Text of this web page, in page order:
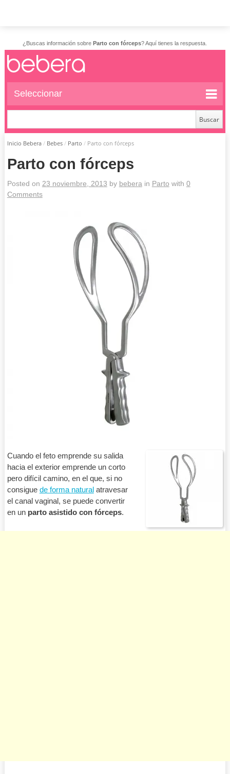
¿Buscas información sobre Parto con fórceps? Aquí tienes la respuesta.
Seleccionar
Inicio Bebera / Bebes / Parto / Parto con fórceps
Parto con fórceps
Posted on 23 noviembre, 2013 by bebera in Parto with 0
Comments
Cuando el feto emprende su salida
hacia el exterior emprende un corto
pero difícil camino, en el que, si no
consigue de forma naturalatravesar
el canal vaginal, se puede convertir
en un parto asistido con fórceps.